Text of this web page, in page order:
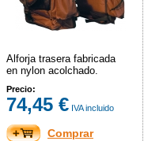
Alforja trasera fabricada
en nylon acolchado.
Precio:
74,45 € IVA incluido
Comprar